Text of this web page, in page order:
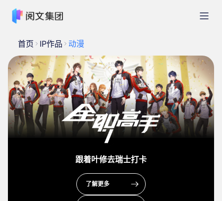
首页 IP作品 动漫
跟着叶修去瑞士打卡
了解更多